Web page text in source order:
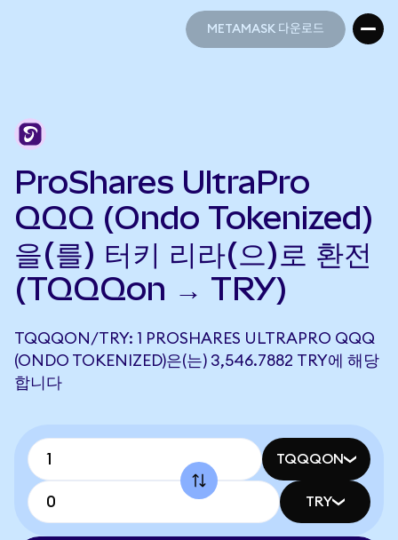
METAMASK 다운로드
ProShares UltraPro
QQQ (Ondo Tokenized)
을(를) 터키 리라(으)로 환전
(TQQQon → TRY)
TQQQON/TRY: 1 PROSHARES ULTRAPRO QQQ
(ONDO TOKENIZED)은(는) 3,546.7882 TRY에 해당
합니다
TQQQON
TRY